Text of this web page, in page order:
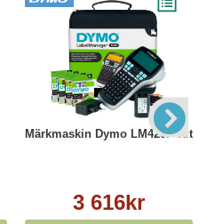
Märkmaskin Dymo LM420P Kit
3 616kr